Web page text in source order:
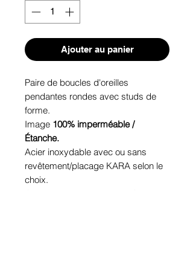
Ajouter au panier
Paire de boucles d'oreilles
pendantes rondes avec studs de
forme.
Image 100% imperméable /
Étanche.
Acier inoxydable avec ou sans
revêtement/placage KARA selon le
choix.